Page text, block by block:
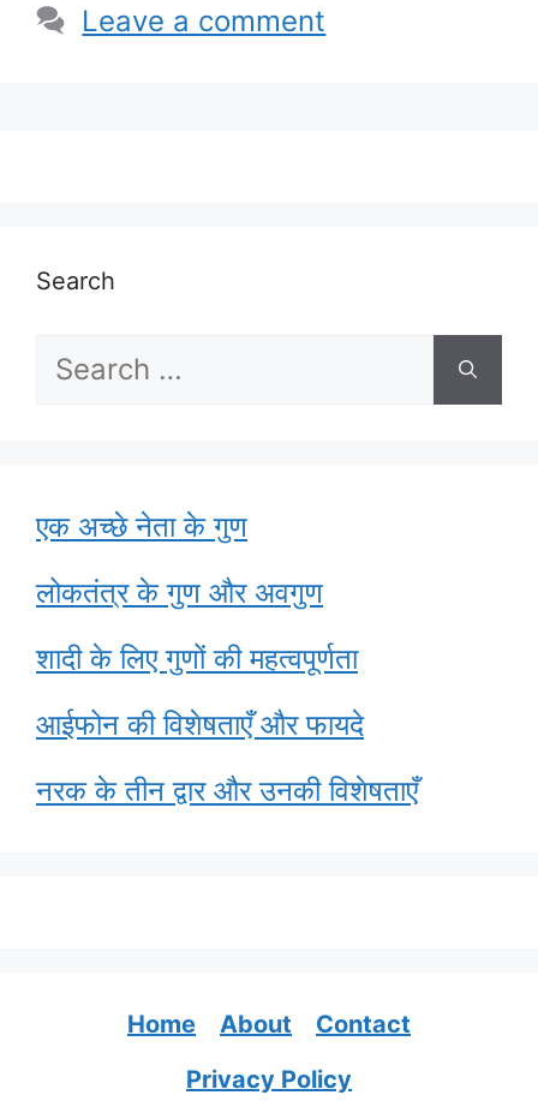
Leave a comment
Search
Search
एक अच्छे नेता के गुण
लोकतंत्र के गुण और अवगुण
शादी के लिए गुणों की महत्वपूर्णता
आईफोन की विशेषताएँ और फायदे
नरक के तीन द्वार और उनकी विशेषताएँ
Home About
Contact
Privacy Policy